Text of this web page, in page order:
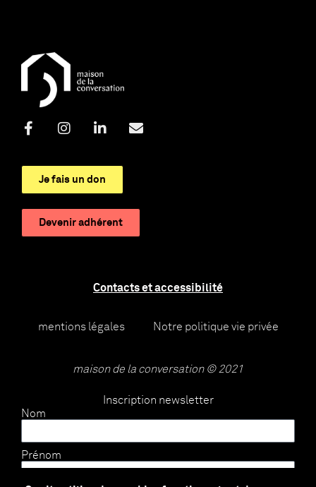
Je fais un don
Devenir adhérent
Contacts et accessibilité
mentions légales Notre politique vie privée
maison de la conversation © 2021
Inscription newsletter
Nom
Prénom